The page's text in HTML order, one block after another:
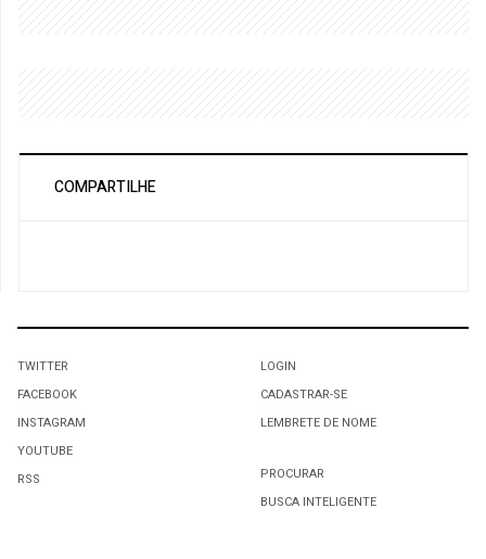
COMPARTILHE
TWITTER
FACEBOOK
INSTAGRAM
YOUTUBE
RSS
LOGIN
CADASTRAR-SE
LEMBRETE DE NOME
PROCURAR
BUSCA INTELIGENTE